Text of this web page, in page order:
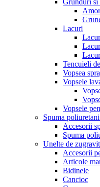
Grunduri si
Lacuri
Tencuieli
Vopsea
Vopsele
Vopsele
Spuma
Accesorii
Spuma
Unelte de zugravit
Accesorii
Articole
Bidinele
Cancioc